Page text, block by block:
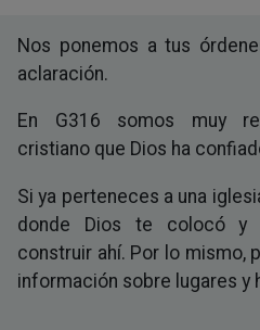
Nos ponemos a tus
aclaración.
En G316 somos muy
cristiano que Dios ha
Si ya perteneces a una
donde Dios te colocó y
construir ahí. Por lo mismo,
información sobre lugares y